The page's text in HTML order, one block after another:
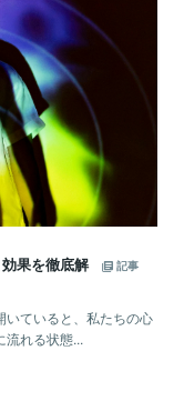
果を徹底解
記事
いていると、私たちの心
流れる状態...